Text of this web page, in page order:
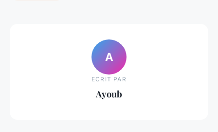
A
ECRIT PAR
Ayoub